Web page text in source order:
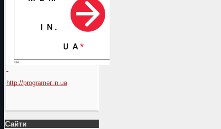
http://programer.in.ua
Сайти